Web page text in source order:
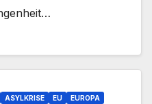
ASYLKRISE EU EUROPA